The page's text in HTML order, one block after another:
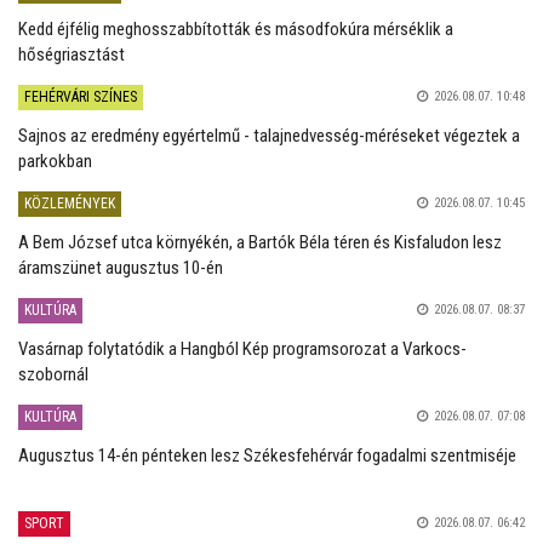
Kedd éjfélig meghosszabbították és másodfokúra mérséklik a
hőségriasztást
FEHÉRVÁRI SZÍNES 2026.08.07. 10:48
Sajnos az eredmény egyértelmű - talajnedvesség-méréseket végeztek a
parkokban
KÖZLEMÉNYEK 2026.08.07. 10:45
A Bem József utca környékén, a Bartók Béla téren és Kisfaludon lesz
áramszünet augusztus 10-én
KULTÚRA 2026.08.07. 08:37
Vasárnap folytatódik a Hangból Kép programsorozat a Varkocs-
szobornál
KULTÚRA 2026.08.07. 07:08
Augusztus 14-én pénteken lesz Székesfehérvár fogadalmi szentmiséje
SPORT 2026.08.07. 06:42